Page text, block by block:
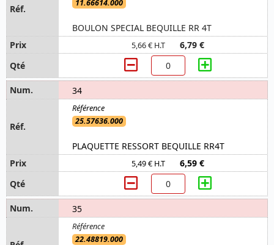
11.66614.000
BOULON SPECIAL BEQUILLE RR 4T
5,66 € H.T 6,79 €
34
25.57636.000
PLAQUETTE RESSORT BEQUILLE RR4T
5,49 € H.T 6,59 €
35
22.48819.000